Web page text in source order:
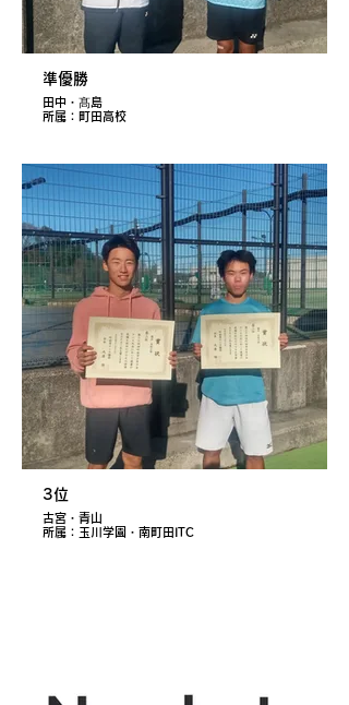
準優勝
田中・髙島
所属：町田高校
3位
古宮・青山
所属：玉川学園・南町田ITC